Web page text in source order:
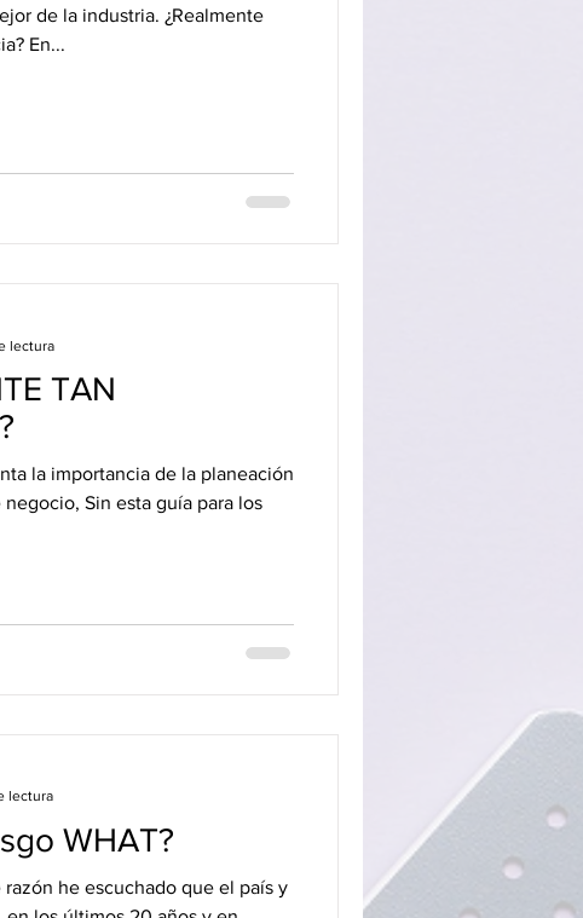
de la industria. ¿Realmente
En...
TAN
la importancia de la planeación
Sin esta guía para los
lectura
WHAT?
he escuchado que el país y
lectura